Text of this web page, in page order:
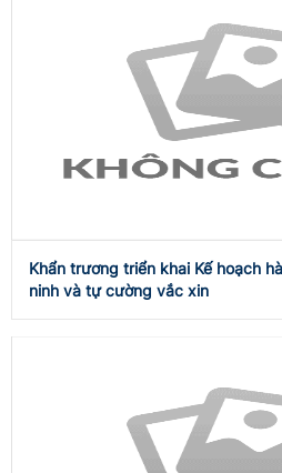
Khẩn trương triển khai Kế hoạch
ninh và tự cường vắc xin